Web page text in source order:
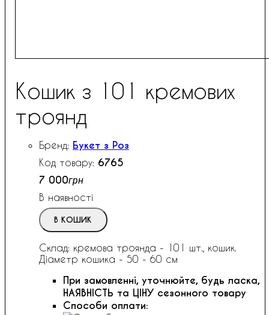
Кошик з 101 кремових
троянд
Букет з Роз
6765
7 000грн
В наявності
В КОШИК
Склад: кремова троянда - 101 шт., кошик.
Діаметр кошика - 50 - 60 см
При замовленні, уточнюйте, будь ласка,
НАЯВНІСТЬ та ЦІНУ сезонного товару
Способи оплати: